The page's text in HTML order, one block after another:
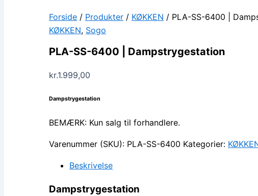
Forside / Produkter / KØKKEN / PLA-SS-6400 |
KØKKEN, Sogo
PLA-SS-6400 | Dampstrygestation
kr.1.999,00
Dampstrygestation
BEMÆRK: Kun salg til forhandlere.
Varenummer (SKU): PLA-SS-6400 Kategorier:
Beskrivelse
Dampstrygestation